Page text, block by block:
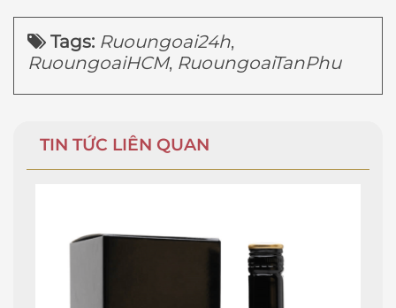
Tags: Ruoungoai24h,
RuoungoaiHCM, RuoungoaiTanPhu
TIN TỨC LIÊN QUAN